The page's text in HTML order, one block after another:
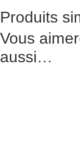
Produits
Vous
aussi…